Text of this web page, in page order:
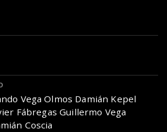
Vega Olmos Damián Kepel
Fábregas Guillermo Vega
Coscia